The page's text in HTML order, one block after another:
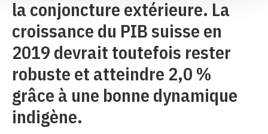
la conjoncture extérieure. La
croissance du PIB suisse en
2019 devrait toutefois rester
robuste et atteindre 2,0 %
grâce à une bonne dynamique
indigène.